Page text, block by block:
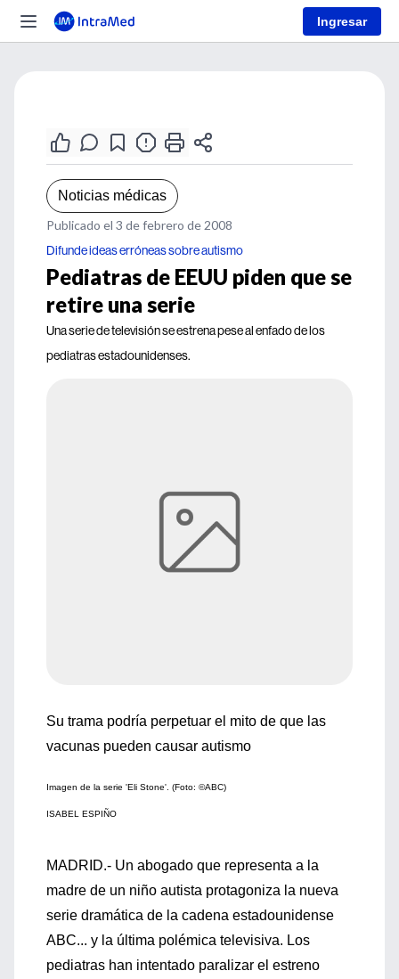
Ingresar
Noticias médicas
Publicado el 3 de febrero de 2008
Difunde ideas erróneas sobre autismo
Pediatras de EEUU piden que se
retire una serie
Una serie de televisión se estrena pese al enfado de los
pediatras estadounidenses.
Su trama podría perpetuar el mito de que las
vacunas pueden causar autismo
Imagen de la serie 'Eli Stone'. (Foto: ©ABC)
ISABEL ESPIÑO
MADRID.- Un abogado que representa a la
madre de un niño autista protagoniza la nueva
serie dramática de la cadena estadounidense
ABC... y la última polémica televisiva. Los
pediatras han intentado paralizar el estreno